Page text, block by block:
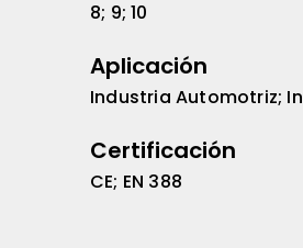
8; 9; 10
Aplicación
Industria Automotriz;
Certificación
CE; EN 388